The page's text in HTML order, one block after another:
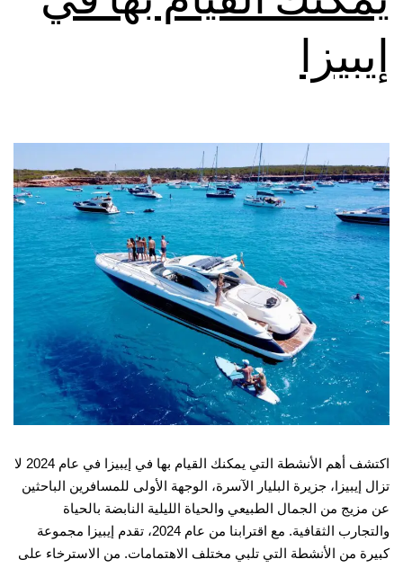
إيبيزا
اكتشف أهم الأنشطة التي يمكنك القيام بها في إيبيزا في عام 2024 لا
تزال إيبيزا، جزيرة البليار الآسرة، الوجهة الأولى للمسافرين الباحثين
عن مزيج من الجمال الطبيعي والحياة الليلية النابضة بالحياة
والتجارب الثقافية. مع اقترابنا من عام 2024، تقدم إيبيزا مجموعة
كبيرة من الأنشطة التي تلبي مختلف الاهتمامات. من الاسترخاء على